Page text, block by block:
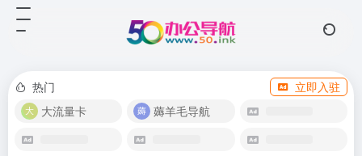
热门
立即入驻
大流量卡
薅羊毛导航